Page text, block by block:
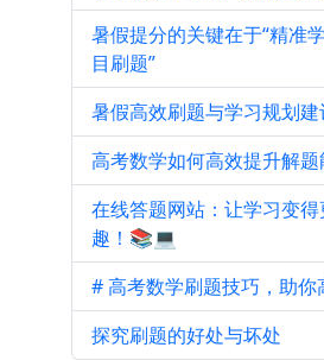
暑假提分的关键在于“精准
目刷题”
暑假高效刷题与学习规划建
高考数学如何高效提升解题
在线答题网站：让学习变
趣！📚💻
# 高考数学刷题技巧，助你
探究刷题的好处与坏处